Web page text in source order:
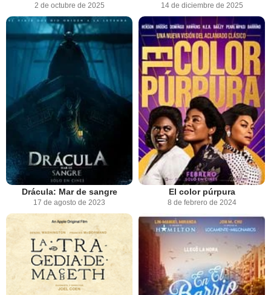
2 de octubre de 2025 14 de diciembre de 2025
Drácula: Mar de sangre
17 de agosto de 2023
El color púrpura
8 de febrero de 2024